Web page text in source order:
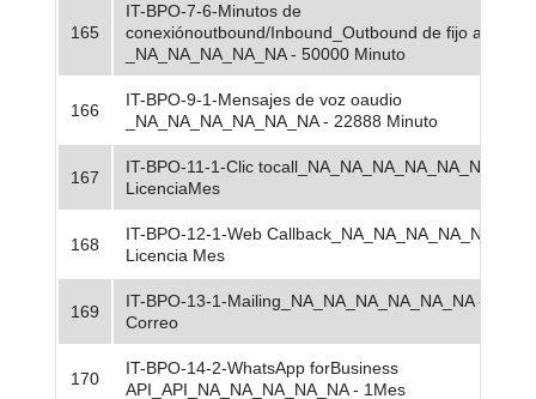
165
IT-BPO-7-6-Minutos de
conexiónoutbound/Inbound_Outbound de fijo acelular
_NA_NA_NA_NA_NA - 50000 Minuto
166
IT-BPO-9-1-Mensajes de voz oaudio
_NA_NA_NA_NA_NA_NA - 22888 Minuto
167
IT-BPO-11-1-Clic tocall_NA_NA_NA_NA_NA_NA - 3
LicenciaMes
168
IT-BPO-12-1-Web Callback_NA_NA_NA_NA_NA_NA
Licencia Mes
169
IT-BPO-13-1-Mailing_NA_NA_NA_NA_NA_NA -
Correo
170
IT-BPO-14-2-WhatsApp forBusiness
API_API_NA_NA_NA_NA_NA - 1Mes